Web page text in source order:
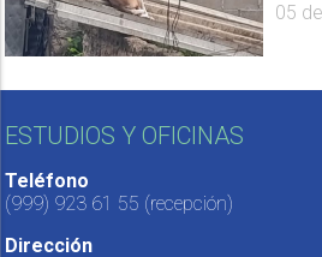
05
ESTUDIOS Y OFICINAS
Teléfono
(999) 923 61 55 (recepción)
Dirección